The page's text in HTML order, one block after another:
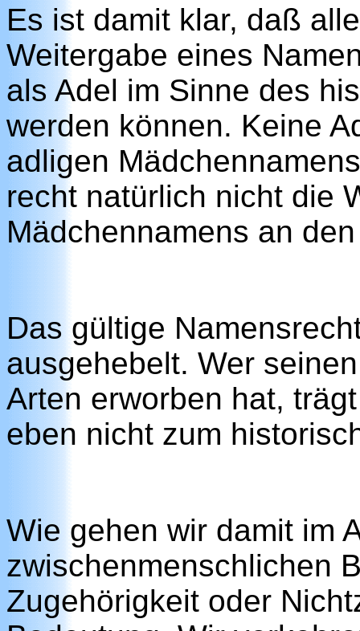
Es ist damit klar, daß
Weitergabe eines
als Adel im Sinne des
werden können. Keine
adligen
recht natürlich nicht die
Mädchennamens an
Das gültige
ausgehebelt. Wer
Arten erworben hat,
eben nicht zum
Wie gehen wir damit im
zwischenmenschlichen
Zugehörigkeit oder